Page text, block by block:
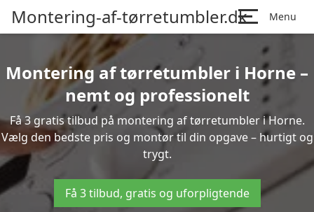
Montering-af-tørretumbler.dk Menu
Montering af tørretumbler i Horne –
nemt og professionelt
Få 3 gratis tilbud på montering af tørretumbler i Horne.
Vælg den bedste pris og montør til din opgave – hurtigt og
trygt.
Få 3 tilbud, gratis og uforpligtende